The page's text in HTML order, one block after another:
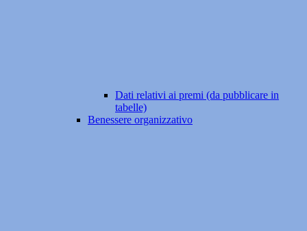
Dati relativi ai premi (da pubblicare in
tabelle)
Benessere organizzativo